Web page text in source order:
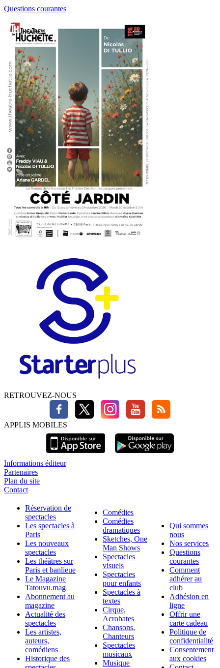
Questions courantes
RETROUVEZ-NOUS
APPLIS MOBILES
Informations éditeur
Partenaires
Plan du site
Contact
Réservation de
spectacles
Les spectacles à
Paris
Les nouveaux
spectacles
Les théâtres sur
Paris et banlieue
Le Magazine
Tatouvu.mag
Abonnement au
magazine
Actualité des
spectacles
Les artistes,
auteurs,
comédiens
Historique des
Comédies
Comédies
dramatiques
Sketches, One
Man Shows
Spectacles
visuels
Spectacles
pour enfants
Spectacles à
textes
Cirque,
Acrobates
Chansons,
Chanteurs
Spectacles
musicaux
Musique
Qui sommes
nous
Nos services
Questions
courantes
Comment
adhérer au
club
Adhésion en
ligne
Offrir une
carte cadeau
Politique de
confidentialité
Consentement
aux cookies